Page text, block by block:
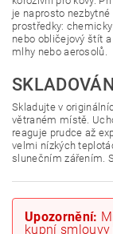
je naprosto
prostředky:
nebo obličejový štít
mlhy nebo aerosolů.
Skladujte v
větraném místě.
reaguje prudce až
velmi nízkých
slunečním zářením.
Upozornění:
kupní